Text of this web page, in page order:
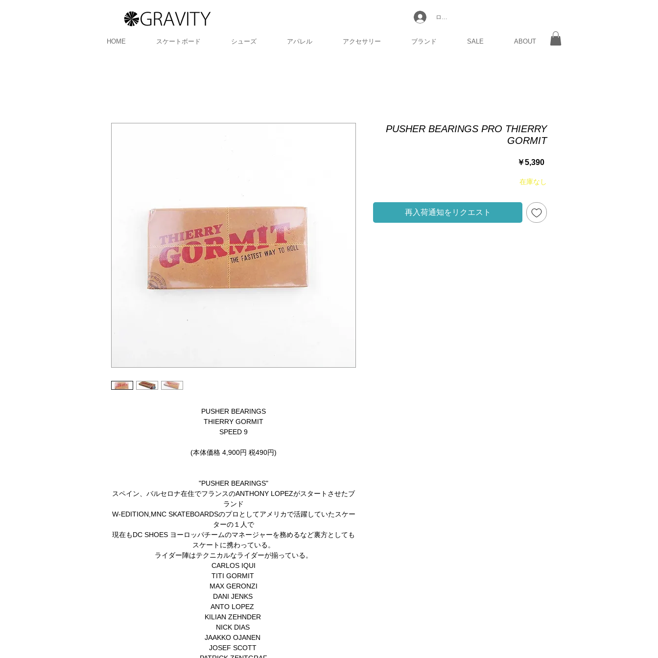
HOME スケートボード シューズ アパレル アクセサリー ブランド SALE ABOUT
ログイン
PUSHER BEARINGS
THIERRY GORMIT
SPEED 9
(本体価格 4,900円 税490円)
"PUSHER BEARINGS"
スペイン、バルセロナ在住でフランスのANTHONY LOPEZがスタートさせたブ
ランド
W-EDITION,MNC SKATEBOARDSのプロとしてアメリカで活躍していたスケー
ターの１人で
現在もDC SHOES ヨーロッパチームのマネージャーを務めるなど裏方としても
スケートに携わっている。
ライダー陣はテクニカルなライダーが揃っている。
CARLOS IQUI
TITI GORMIT
MAX GERONZI
DANI JENKS
ANTO LOPEZ
KILIAN ZEHNDER
NICK DIAS
JAAKKO OJANEN
JOSEF SCOTT
PUSHER BEARINGS PRO THIERRY
GORMIT
￥5,390価
在庫なし
再入荷通知をリクエスト